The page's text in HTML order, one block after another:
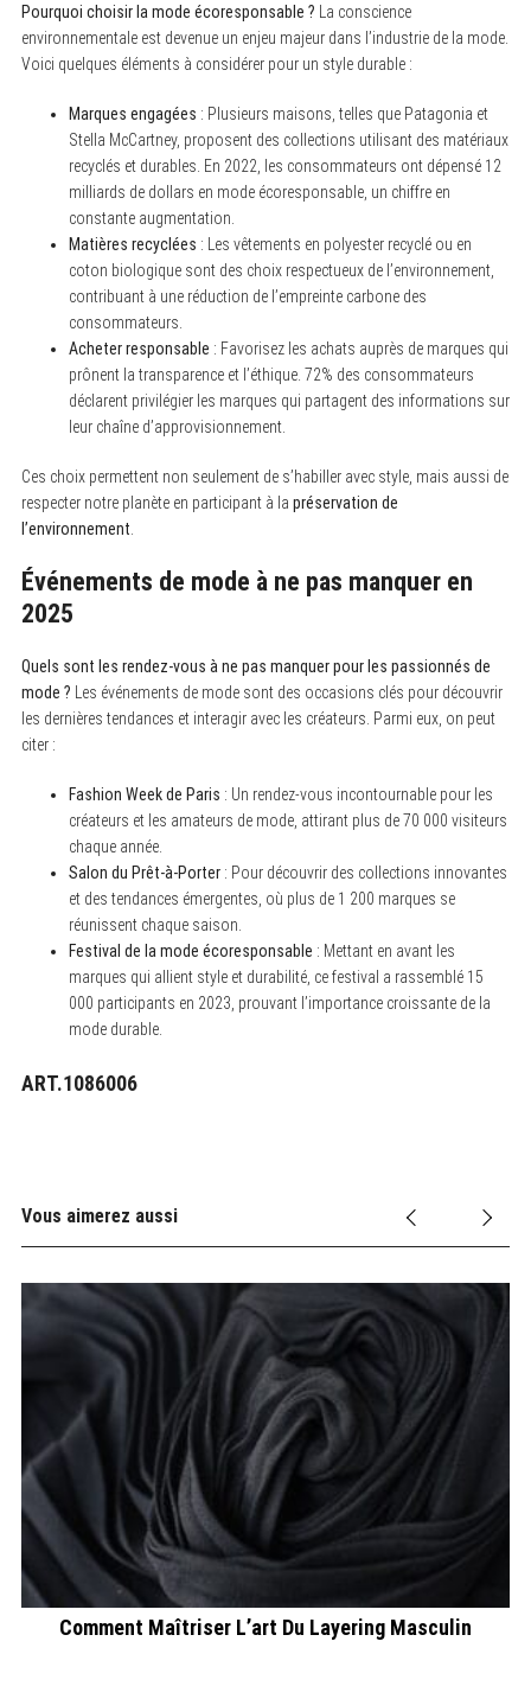
Pourquoi choisir la mode écoresponsable ? La conscience
environnementale est devenue un enjeu majeur dans l’industrie de la mode.
Voici quelques éléments à considérer pour un style durable :
Marques engagées : Plusieurs maisons, telles que Patagonia et
Stella McCartney, proposent des collections utilisant des matériaux
recyclés et durables. En 2022, les consommateurs ont dépensé 12
milliards de dollars en mode écoresponsable, un chiffre en
constante augmentation.
Matières recyclées : Les vêtements en polyester recyclé ou en
coton biologique sont des choix respectueux de l’environnement,
contribuant à une réduction de l’empreinte carbone des
consommateurs.
Acheter responsable : Favorisez les achats auprès de marques qui
prônent la transparence et l’éthique. 72% des consommateurs
déclarent privilégier les marques qui partagent des informations sur
leur chaîne d’approvisionnement.
Ces choix permettent non seulement de s’habiller avec style, mais aussi de
respecter notre planète en participant à la préservation de
l’environnement
Événements de mode à ne pas manquer en
2025
Quels sont les rendez-vous à ne pas manquer pour les passionnés de
mode ? Les événements de mode sont des occasions clés pour découvrir
les dernières tendances et interagir avec les créateurs. Parmi eux, on peut
citer :
Fashion Week de Paris : Un rendez-vous incontournable pour les
créateurs et les amateurs de mode, attirant plus de 70 000 visiteurs
chaque année.
Salon du Prêt-à-Porter: Pour découvrir des collections innovantes
et des tendances émergentes, où plus de 1 200 marques se
réunissent chaque saison.
Festival de la mode écoresponsable : Mettant en avant les
marques qui allient style et durabilité, ce festival a rassemblé 15
000 participants en 2023, prouvant l’importance croissante de la
mode durable.
ART.1086006
Vous aimerez aussi
Comment Maîtriser L’art Du Layering Masculin